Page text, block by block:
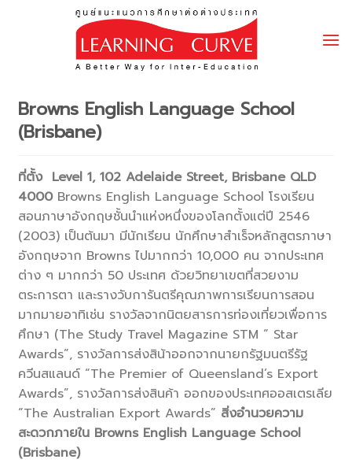
Browns English Language School
(Brisbane)
ที่ตั้ง Level 1, 102 Adelaide Street, Brisbane QLD
4000Browns English Language School โรงเรียน
สอนภาษาอังกฤษชั้นนำแห่งหนึ่งของโลกตั้งแต่ปี 2546
(2003) เป็นต้นมา มีนักเรียน นักศึกษาสำเร็จหลักสูตรภาษา
อังกฤษจาก Browns ไปมากกว่า 10,000 คน จากประเทศ
ต่าง ๆ มากกว่า 50 ประเทศ ด้วยวิทยาเขตที่สวยงาม
ตระการตา และรางวับการันตรีคุณภาพการเรียนการสอน
มากมายอาทิเช่น รางวัลจากนิตยสารการท่องเที่ยวเพื่อการ
ศึกษา (The Study Travel Magazine STM “ Star
Awards”, รางวัลการส่งสิน้าออกจากนายกรัฐมนตรีรัฐ
ควีนสแลนด์ “The Premier of Queensland’s Export
Awards”, รางวัลการส่งสินค้า ออกของประเทศออสเตรเลีย
“The Australian Export Awards” สิ่งอำนวยความ
สะดวกภายใน Browns English Language School
(Brisbane)